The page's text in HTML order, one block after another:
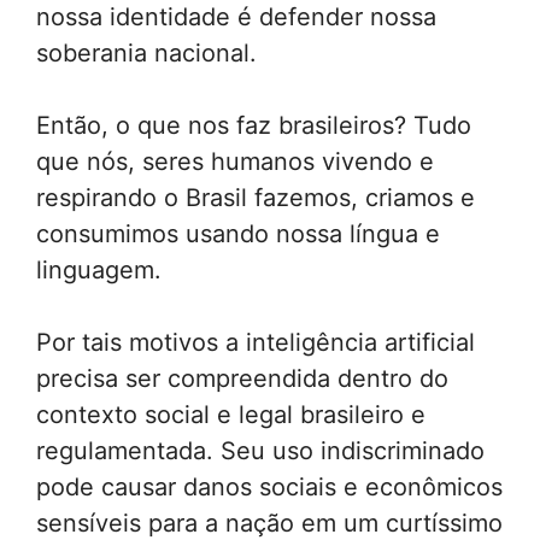
nossa identidade é defender nossa
soberania nacional.
Então, o que nos faz brasileiros? Tudo
que nós, seres humanos vivendo e
respirando o Brasil fazemos, criamos e
consumimos usando nossa língua e
linguagem.
Por tais motivos a inteligência artificial
precisa ser compreendida dentro do
contexto social e legal brasileiro e
regulamentada. Seu uso indiscriminado
pode causar danos sociais e econômicos
sensíveis para a nação em um curtíssimo